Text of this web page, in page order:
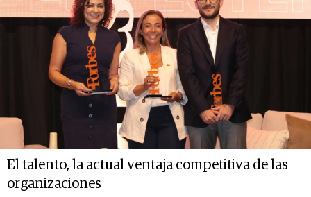
El talento, la actual ventaja competitiva de las
organizaciones